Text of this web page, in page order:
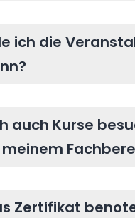
ich die
auch Kurse
Zertifikat